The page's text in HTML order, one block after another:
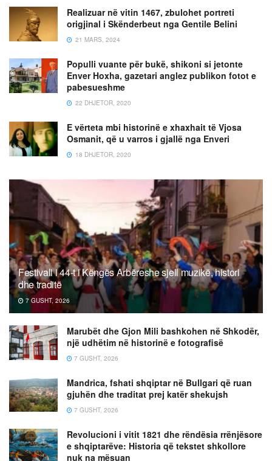
Realizuar në vitin 1467, zbulohet portreti
origjinal i Skënderbeut nga Gentile Belini
21 MARS, 2024
Populli vuante për bukë, shikoni si jetonte
Enver Hoxha, gazetari anglez publikon fotot e
pabesueshme
22 DHJETOR, 2020
E vërteta mbi historinë e xhaxhait të Vjosa
Osmanit, që u varros i gjallë nga Enveri
18 DHJETOR, 2020
Festivali i 44-t i Këngës Arbëreshe sjell muzikë, histori
dhe traditë
7 GUSHT, 2026
Marubët dhe Gjon Mili bashkohen në Shkodër,
një udhëtim në historinë e fotografisë
7 GUSHT, 2026
Mandrica, fshati shqiptar në Bullgari që ruan
gjuhën dhe traditat prej katër shekujsh
7 GUSHT, 2026
Revolucioni i vitit 1821 dhe rëndësia rrënjësore
e shqiptarëve: Historia që tekstet shkollore
nuk na mësuan